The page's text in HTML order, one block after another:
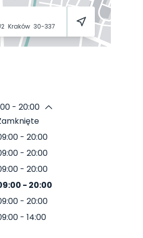
Kraków 30-337
- 20:00
- 20:00
- 20:00
- 20:00
- 20:00
- 20:00
- 14:00